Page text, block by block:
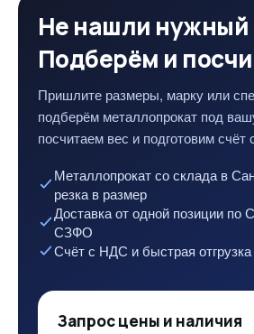
Не нашли нужный
Подберём и
Пришлите размеры, марку или
подберём металлопрокат под
посчитаем вес и подготовим
Металлопрокат со склада в
резка в размер
Доставка от одной позиции по
СЗФО
Счёт с НДС и быстрая
Запрос цены и наличия